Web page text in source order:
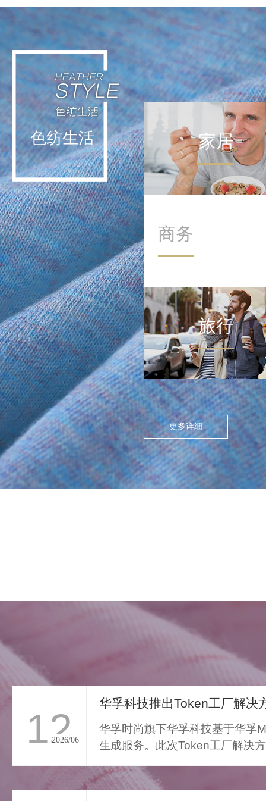
轻运动不挑战极限，而是通
过日常低强度活动实现能量
补给。这种理念让运动回归
生活本身，在细微处滋养身
心。
> FLOATING ISLAND IN THE CITY
尘世浮岛
在高度模块化的都市节奏
中，人们渴望在通勤中寻找
呼吸的缝隙。休闲通勤不再
是两点一线的被动移动，而
是通过服装的舒适感与色彩
情绪，将日常路径转化为“微
>
色纺生活 家居
商务
旅行
更多详细
12
2026/06
华孚科技推出Token工厂解决
华孚时尚旗下华孚科技基于华孚
生成服务。此次Token工厂解决